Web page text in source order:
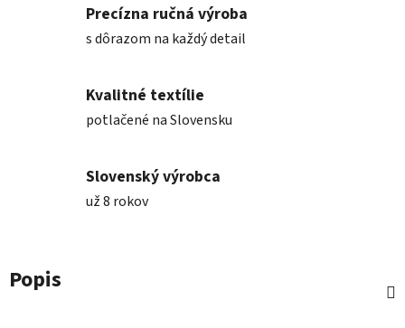
Precízna ručná výroba
s dôrazom na každý detail
Kvalitné textílie
potlačené na Slovensku
Slovenský výrobca
už 8 rokov
Popis